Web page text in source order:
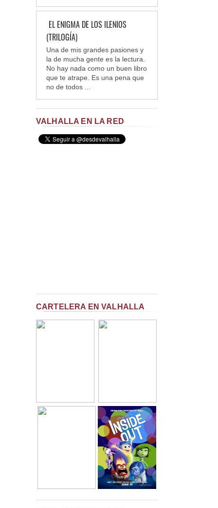
EL ENIGMA DE LOS ILENIOS
(TRILOGÍA)
Una de mis grandes pasiones y
la de mucha gente es la lectura.
No hay nada como un buen libro
que te atrape. Es una pena que
no de todos ...
VALHALLA EN LA RED
CARTELERA EN VALHALLA